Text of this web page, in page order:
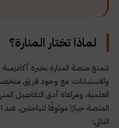
لماذا تختار المنارة؟
تتمتع منصة المنارة بخبرة
والاستبانات، مع وجود فريق
العلمية، ومراعاة أدق التفاصيل
المنصة خيارًا موثوقًا للباحثين،
التالي: